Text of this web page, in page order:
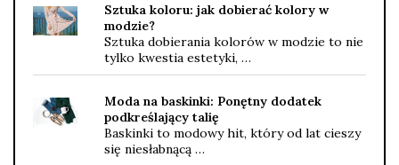
Sztuka koloru: jak dobierać kolory w
modzie?
Sztuka dobierania kolorów w modzie to nie
tylko kwestia estetyki, …
Moda na baskinki: Ponętny dodatek
podkreślający talię
Baskinki to modowy hit, który od lat cieszy
się niesłabnącą …